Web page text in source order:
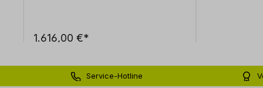
1.616,00 €*
Service-Hotline